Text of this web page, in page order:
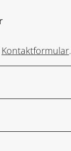
Kontaktformular.